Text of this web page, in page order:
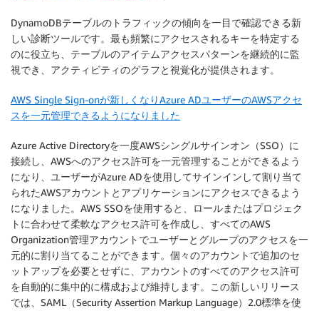
DynamoDBテーブルのトラフィックの傾向を一目で確認できる新
しい診断ツールです。最も頻繁にアクセスされるキーを特定する
のに役立ち、テーブルのアイテムアクセスパターンを継続的に監
視でき、アクティビティのグラフと視覚化が提供されます。
AWS Single Sign-onが新しくなりAzure ADユーザーのAWSアクセ
スを一元管理できるようになりました
Azure Active Directoryを一度AWSシングルサインオン（SSO）に
接続し、AWSへのアクセス許可を一元管理することができるよう
になり、ユーザーがAzure ADを使用してサインインして割り当て
られたAWSアカウントとアプリケーションにアクセスできるよう
になりました。AWS SSOを使用すると、ロールまたはプロジェク
トに合わせて柔軟なアクセス許可を作成し、すべてのAWS
Organization管理アカウントでユーザーとグループのアクセスを一
元的に割り当てることができます。個々のアカウントで追加のセ
ットアップを必要とせずに、アカウントのすべてのアクセス許可
を自動的に集中的に構成および維持します。この新しいリリース
では、SAML（Security Assertion Markup Language）2.0標準を使